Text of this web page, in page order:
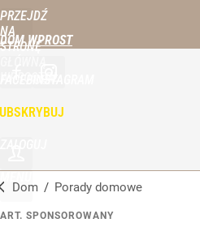
PRZEJDŹ
NA
STRONĘ
DOM WPROST
Dom / Porady domowe
ART. SPONSOROWANY